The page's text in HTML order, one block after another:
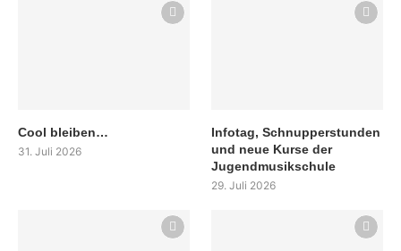
Cool bleiben…
31. Juli 2026
Infotag, Schnupperstunden
und neue Kurse der
Jugendmusikschule
29. Juli 2026